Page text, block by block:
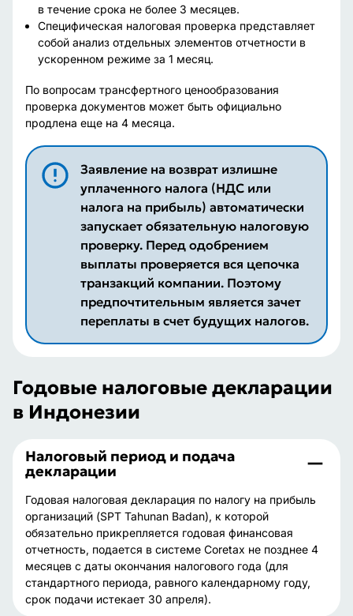
в течение срока не более 3 месяцев.
Специфическая налоговая проверка представляет
собой анализ отдельных элементов отчетности в
ускоренном режиме за 1 месяц.
По вопросам трансфертного ценообразования
проверка документов может быть официально
продлена еще на 4 месяца.
Заявление на возврат излишне
уплаченного налога (НДС или
налога на прибыль) автоматически
запускает обязательную налоговую
проверку. Перед одобрением
выплаты проверяется вся цепочка
транзакций компании. Поэтому
предпочтительным является зачет
переплаты в счет будущих налогов.
Годовые налоговые декларации
в Индонезии
Налоговый период и подача
декларации
Годовая налоговая декларация по налогу на прибыль
организаций (SPT Tahunan Badan), к которой
обязательно прикрепляется годовая финансовая
отчетность, подается в системе Coretax не позднее 4
месяцев с даты окончания налогового года (для
стандартного периода, равного календарному году,
срок подачи истекает 30 апреля).